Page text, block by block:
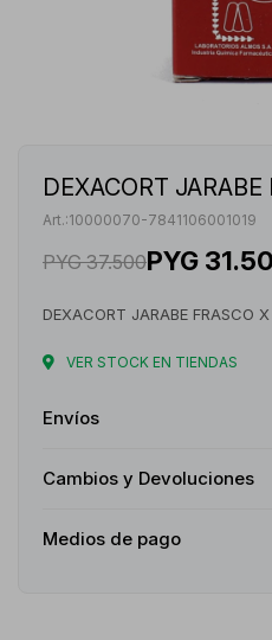
DEXACORT
10000070-7841106001019
PYG 37.500PYG
DEXACORT JARABE FRASCO
VER STOCK EN TIENDAS
Envíos
Cambios y Devoluciones
Medios de pago